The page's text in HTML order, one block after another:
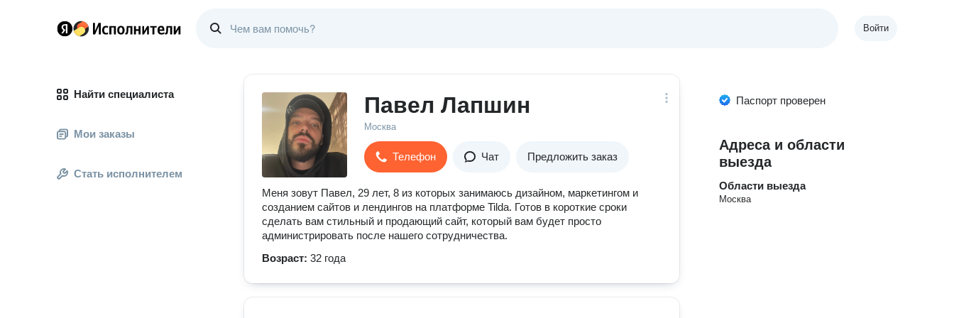
Войти
Найти специалиста
Мои заказы
Стать исполнителем
Павел Лапшин
Москва
Телефон Чат Предложить заказ
Меня зовут Павел, 29 лет, 8 из которых занимаюсь дизайном, маркетингом и
созданием сайтов и лендингов на платформе Tilda. Готов в короткие сроки
сделать вам стильный и продающий сайт, который вам будет просто
администрировать после нашего сотрудничества.
Возраст: 32 года
Паспорт проверен
Адреса и области
выезда
Области выезда
Москва